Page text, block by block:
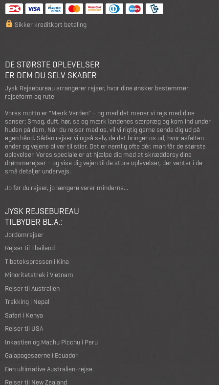
Sikker kreditkort betaling
DE STØRSTE OPLEVELSER
ER DEM DU SELV SKABER
Jysk Rejsebureau arrangerer rejser, hvor dine ønsker bestemmer
rejseform og rute.
Vores motto er "Mærk Verden" – og med det mener vi rejs med dine
sanser; Smag, duft, hør, se og mærk landenes særpræg og kom ind under
huden på dem. Når du rejser med os, vil vi rigtig gerne sende dig ud på
egen hånd. Sådan rejser vi også selv, da det bringer os ud, hvor asfalten
ender og vejene bliver til stier. Det er nemlig ofte dér, man får de største
oplevelser. Vores speciale er at hjælpe dig med at skræddersy dine
drømmerejser – og vise dig vejen til de store oplevelser, der venter i de
små detaljer undervejs.
Jo før du rejser, jo længere varer minderne...
JYSK REJSEBUREAU
TILBYDER BL.A.:
Jordomrejser
Rejser til Thailand
Tibetekspressen i Kina
Minoritetstrek i Vietnam
Rejser til Australien
Trekking i Nepal
Safari i Kenya
Rejser til USA
Inkastien og Machu Picchu i Peru
Galapagosøerne i Ecuador
Den ultimative Australien-rejse
Rejser til New Zealand